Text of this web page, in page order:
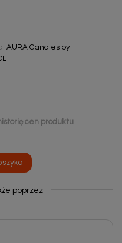
AURA Candles by
cen produktu
poprzez